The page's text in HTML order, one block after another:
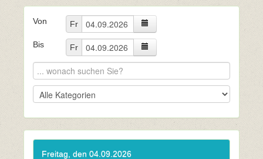
Von Fr
Bis Fr
Freitag, den 04.09.2026